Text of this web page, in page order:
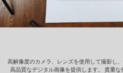
高解像度のカメラ、レンズを使用して撮影し
高品質なデジタル画像を提供します。
貴重な